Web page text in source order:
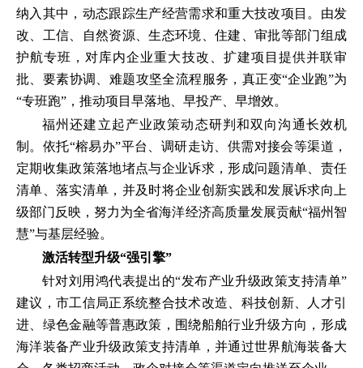
纳入其中，动态跟踪生产经营需求和重大技改项目。由发
改、工信、自然资源、生态环境、住建、审批等部门组成
护航专班，对库内企业重大技改、扩建项目提供并联审
批、要素协调、难题攻坚全流程服务，真正变“企业跑”为
“专班跑”，推动项目早落地、早投产、早增效。
福州还建立起产业政策动态研判和双向沟通长效机
制。依托“榕易办”平台、调研走访、供需对接会等渠道，
定期收集政策落地堵点与企业诉求，形成问题清单、责任
清单、落实清单，并及时将企业创新实践和发展诉求向上
级部门反映，努力为全省海洋经济高质量发展贡献“福州智
慧”与基层经验。
激活转型升级“强引擎”
针对刘用鸿代表提出的“发布产业升级政策支持清单”
建议，市工信局正系统整合技术改造、科技创新、人才引
进、绿色金融等普惠政策，围绕船舶行业升级方向，形成
海洋装备产业升级政策支持清单，并通过世界航海装备大